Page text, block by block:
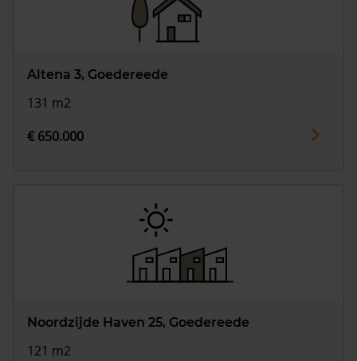
Altena 3, Goedereede
131 m2
€ 650.000
Noordzijde Haven 25, Goedereede
121 m2